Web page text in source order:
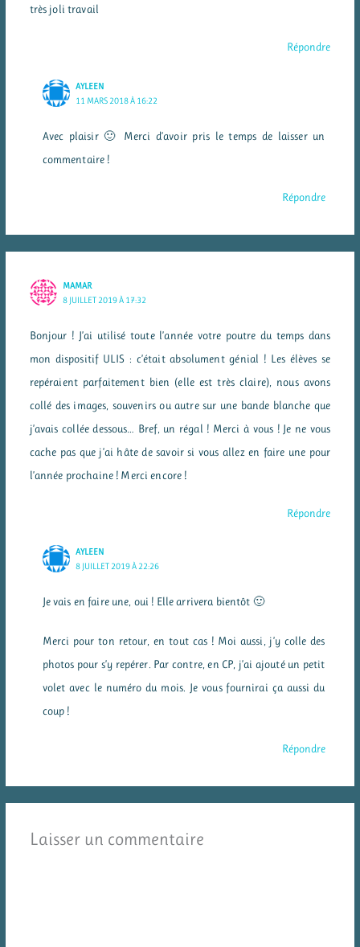
très joli travail
Répondre
AYLEEN
11 MARS 2018 À 16:22
Avec plaisir 🙂 Merci d’avoir pris le temps de laisser un
commentaire !
Répondre
MAMAR
8 JUILLET 2019 À 17:32
Bonjour ! J’ai utilisé toute l’année votre poutre du temps dans
mon dispositif ULIS : c’était absolument génial ! Les élèves se
repéraient parfaitement bien (elle est très claire), nous avons
collé des images, souvenirs ou autre sur une bande blanche que
j’avais collée dessous… Bref, un régal ! Merci à vous ! Je ne vous
cache pas que j’ai hâte de savoir si vous allez en faire une pour
l’année prochaine ! Merci encore !
Répondre
AYLEEN
8 JUILLET 2019 À 22:26
Je vais en faire une, oui ! Elle arrivera bientôt 🙂
Merci pour ton retour, en tout cas ! Moi aussi, j’y colle des
photos pour s’y repérer. Par contre, en CP, j’ai ajouté un petit
volet avec le numéro du mois. Je vous fournirai ça aussi du
coup !
Répondre
Laisser un commentaire